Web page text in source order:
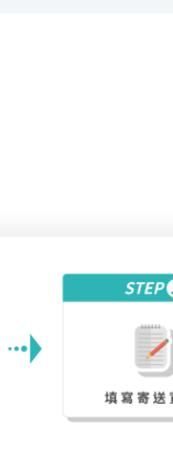
位」機制，同學
分鐘」與「100
擇。
堂上課，請在上